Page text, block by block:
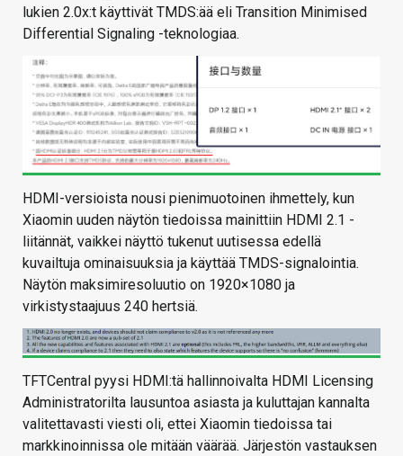
lukien 2.0x:t käyttivät TMDS:ää eli Transition Minimised
Differential Signaling -teknologiaa.
HDMI-versioista nousi pienimuotoinen ihmettely, kun
Xiaomin uuden näytön tiedoissa mainittiin HDMI 2.1 -
liitännät, vaikkei näyttö tukenut uutisessa edellä
kuvailtuja ominaisuuksia ja käyttää TMDS-signalointia.
Näytön maksimiresoluutio on 1920×1080 ja
virkistystaajuus 240 hertsiä.
TFTCentral pyysi HDMI:tä hallinnoivalta HDMI Licensing
Administratorilta lausuntoa asiasta ja kuluttajan kannalta
valitettavasti viesti oli, ettei Xiaomin tiedoissa tai
markkinoinnissa ole mitään väärää. Järjestön vastauksen